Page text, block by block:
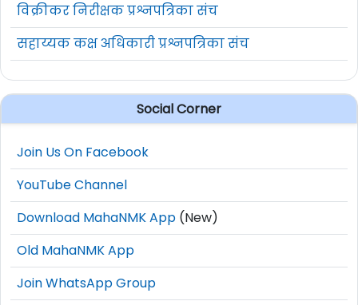
विक्रीकर निरीक्षक प्रश्नपत्रिका संच
सहाय्यक कक्ष अधिकारी प्रश्नपत्रिका संच
Social Corner
Join Us On Facebook
YouTube Channel
Download MahaNMK App (New)
Old MahaNMK App
Join WhatsApp Group